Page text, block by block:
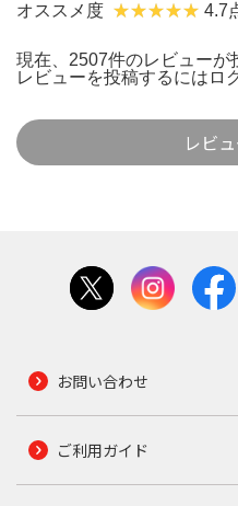
オススメ度 4.7
現在、2507件のレビューが
レビューを投稿するには ロ
レビ
お問い合わせ
ご利用ガイド